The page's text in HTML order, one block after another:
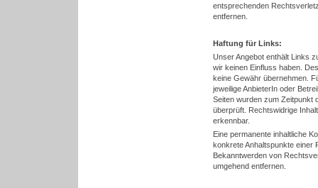
entsprechenden
entfernen.
Haftung für Links:
Unser Angebot enthält Links
wir keinen Einfluss haben.
keine Gewähr übernehmen.
jeweilige AnbieterIn oder
Seiten wurden zum Zeitpunkt
überprüft. Rechtswidrige
erkennbar.
Eine permanente inhaltliche
konkrete Anhaltspunkte einer
Bekanntwerden von
umgehend entfernen.